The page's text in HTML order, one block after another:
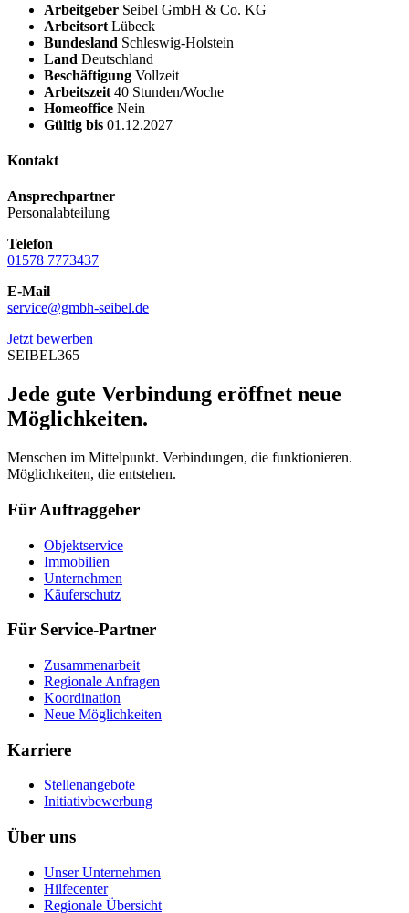
Arbeitgeber Seibel GmbH & Co. KG
Arbeitsort Lübeck
Bundesland Schleswig-Holstein
Land Deutschland
Beschäftigung Vollzeit
Arbeitszeit 40 Stunden/Woche
Homeoffice Nein
Gültig bis 01.12.2027
Kontakt
Ansprechpartner
Personalabteilung
Telefon
01578 7773437
E-Mail
service@gmbh-seibel.de
Jetzt bewerben
SEIBEL365
Jede gute Verbindung eröffnet neue
Möglichkeiten.
Menschen im Mittelpunkt. Verbindungen, die funktionieren.
Möglichkeiten, die entstehen.
Für Auftraggeber
Objektservice
Immobilien
Unternehmen
Käuferschutz
Für Service-Partner
Zusammenarbeit
Regionale Anfragen
Koordination
Neue Möglichkeiten
Karriere
Stellenangebote
Initiativbewerbung
Über uns
Unser Unternehmen
Hilfecenter
Regionale Übersicht